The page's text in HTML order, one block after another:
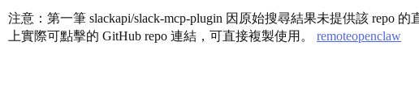
注意：第一筆 slackapi/slack-mcp-plugin 因原始搜尋結果未提供該 repo
上實際可點擊的 GitHub repo 連結，可直接複製使用。 remoteopenclaw